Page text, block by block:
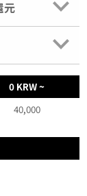
元
0 KRW ~
40,000